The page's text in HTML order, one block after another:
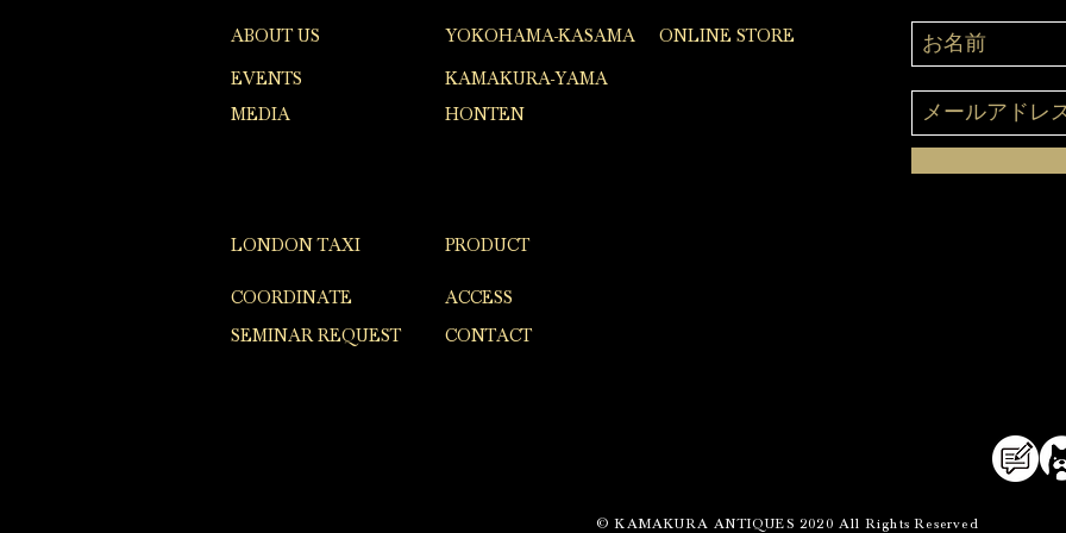
ABOUT US
EVENTS
MEDIA
YOKOHAMA-KASAMA ONLINE STORE
KAMAKURA-YAMA
HONTEN
LONDON TAXI
COORDINATE
SEMINAR REQUEST
PRODUCT
ACCESS
CONTACT
© KAMAKURA ANTIQUES 2020 All Rights Reserved